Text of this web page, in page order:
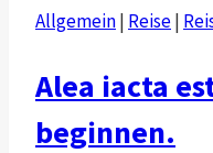
Allgemein| Reise|
Alea iacta
beginnen.